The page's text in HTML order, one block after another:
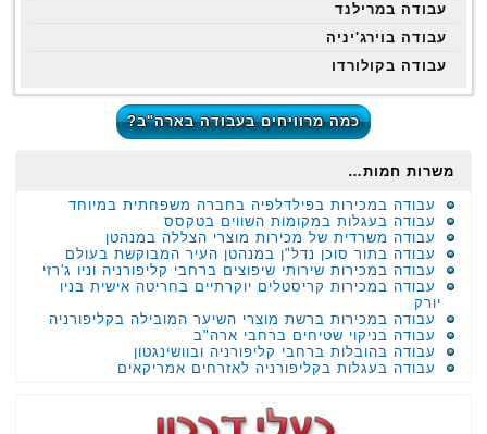
עבודה במרילנד
עבודה בוירג'יניה
עבודה בקולורדו
כמה מרוויחים בעבודה בארה"ב?
משרות חמות…
עבודה במכירות בפילדלפיה בחברה משפחתית במיוחד
עבודה בעגלות במקומות השווים בטקסס
עבודה משרדית של מכירות מוצרי הצללה במנהטן
עבודה בתור סוכן נדל"ן במנהטן העיר המבוקשת בעולם
עבודה במכירות שירותי שיפוצים ברחבי קליפורניה וניו ג'רזי
עבודה במכירות קריסטלים יוקרתיים בחריטה אישית בניו
יורק
עבודה במכירות ברשת מוצרי השיער המובילה בקליפורניה
עבודה בניקוי שטיחים ברחבי ארה"ב
עבודה בהובלות ברחבי קליפורניה ובוושינגטון
עבודה בעגלות בקליפורניה לאזרחים אמריקאים